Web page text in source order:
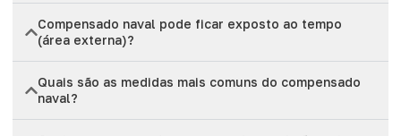
Compensado naval pode ficar exposto ao tempo
(área externa)?
Quais são as medidas mais comuns do compensado
naval?